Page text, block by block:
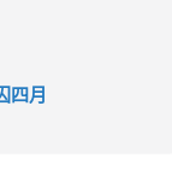
四月
釋候訊